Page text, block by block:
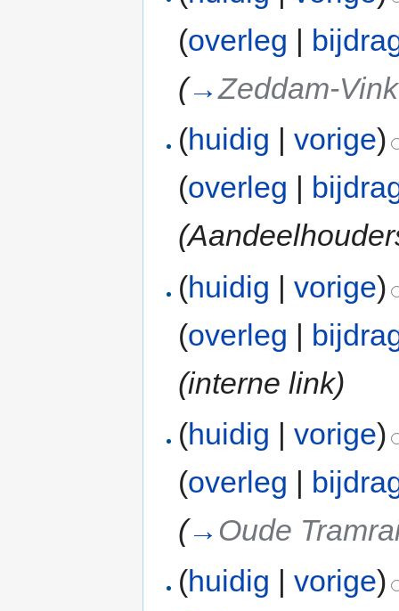
(overleg |
(→Zeddam-
(huidig |vorige)
(overleg |
(huidig |vorige)
(overleg |
(interne link)
(huidig |vorige)
(overleg |
(→ Oude
(huidig |vorige)